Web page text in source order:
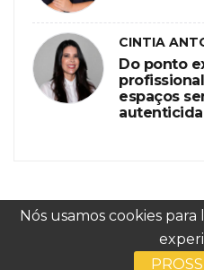
Nós usamos cookies
CINTIA
Do ponto
espaços